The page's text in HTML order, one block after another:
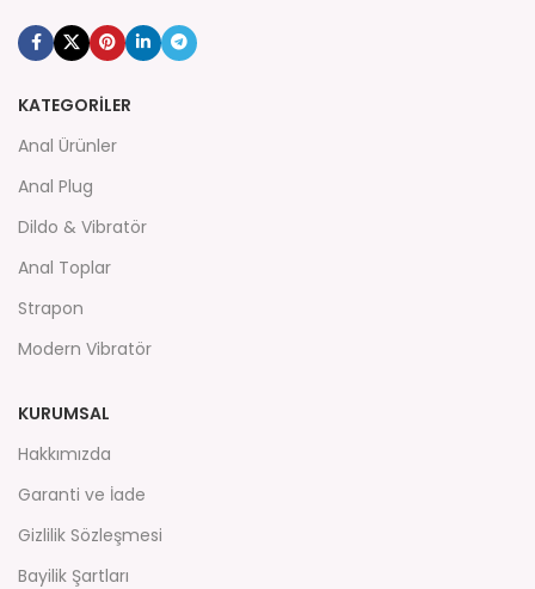
KATEGORİLER
Anal Ürünler
Anal Plug
Dildo & Vibratör
Anal Toplar
Strapon
Modern Vibratör
KURUMSAL
Hakkımızda
Garanti ve İade
Gizlilik Sözleşmesi
Bayilik Şartları